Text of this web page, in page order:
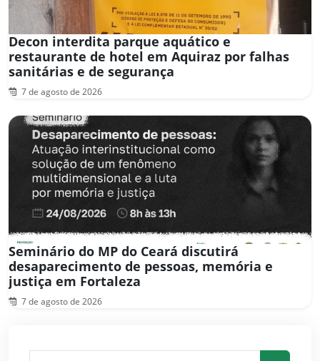
Decon interdita parque aquático e
restaurante de hotel em Aquiraz por falhas
sanitárias e de segurança
7 de agosto de 2026
Seminário do MP do Ceará discutirá
desaparecimento de pessoas, memória e
justiça em Fortaleza
7 de agosto de 2026